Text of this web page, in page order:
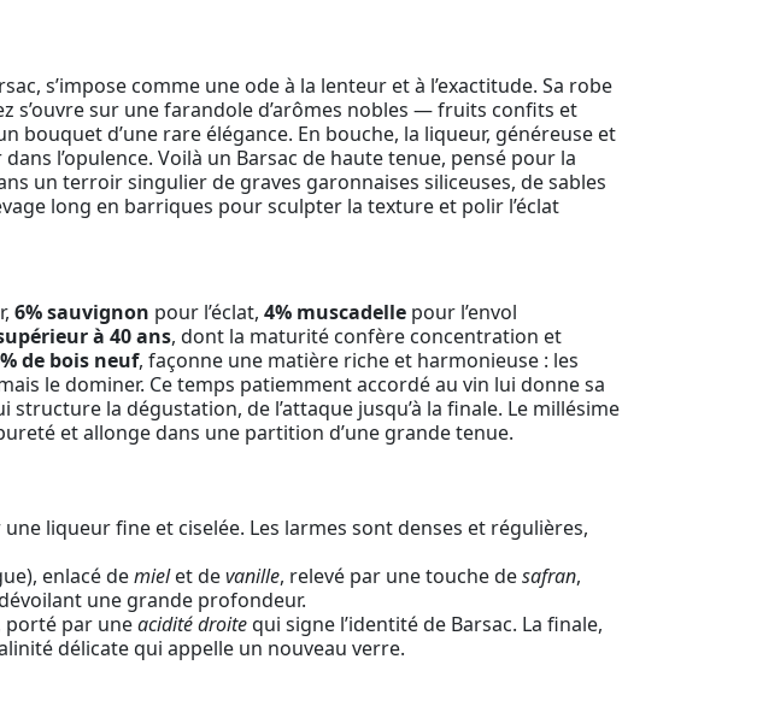
s’impose comme une ode à la lenteur et à l’exactitude. Sa robe
s’ouvre sur une farandole d’arômes nobles — fruits confits et
d’une rare élégance. En bouche, la liqueur, généreuse et
l’opulence. Voilà un Barsac de haute tenue, pensé pour la
un terroir singulier de graves garonnaises siliceuses, de sables
long en barriques pour sculpter la texture et polir l’éclat
6% sauvignon pour l’éclat, 4% muscadelle pour l’envol
à 40 ans, dont la maturité confère concentration et
de bois neuf, façonne une matière riche et harmonieuse : les
le dominer. Ce temps patiemment accordé au vin lui donne sa
la dégustation, de l’attaque jusqu’à la finale. Le millésime
et allonge dans une partition d’une grande tenue.
liqueur fine et ciselée. Les larmes sont denses et régulières,
enlacé demielet devanille, relevé par une touche desafran,
une grande profondeur.
porté par uneacidité droitequi signe l’identité de Barsac. La finale,
délicate qui appelle un nouveau verre.